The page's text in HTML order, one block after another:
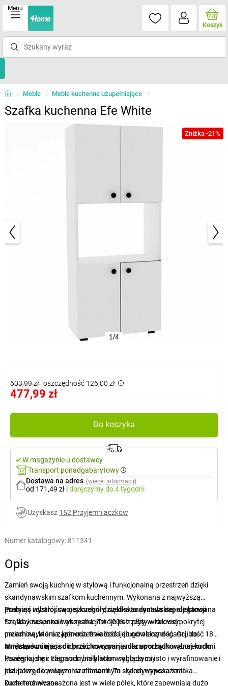
Menu
Koszyk
Meble Meble kuchenne uzupełniające
Szafka kuchenna Efe White
Zniżka -21%
1/4
603,99 zł oszczędność 126,00 zł
477,99 zł
Do koszyka
W magazynie u dostawcy
Transport ponadgabarytowy
Dostawa na adres (więcej informacji)
od 171,49 zł |doręczymydo 4 tygodni
Uzyskasz 152 Przyjemniaczków
Numer katalogowy: 811341
Opis
Zamień swoją kuchnię w stylową i funkcjonalną przestrzeń dzięki
skandynawskim szafkom kuchennym. Wykonana z najwyższą
precyzją i dbałością o szczegóły, szafka ta została zaprojektowana
tak, aby zaspokoić wszystkie Twoje potrzeby w zakresie
przechowywania, jednocześnie dodając odrobinę elegancji do
wnętrza kuchni.
Podnieś wystrój swojej kuchni dzięki skandynawskiej elegancji
Szafka kuchenna wykonana jest 100% z płyty wiórowej pokrytej
melaminą, która zapewnia trwałość i długowieczność. Grubość 18
mm zapewnia jej solidność, co czyni ją niezawodnym wyborem do
każdej kuchni. Elegancki biały kolor wygląda czysto i wyrafinowanie i
jest łatwy do połączenia z dowolnym stylem wyposażenia.
Mnóstwo miejsca do przechowywania dla uporządkowanej kuchni
Pożegnaj się z zagraconymi blatami roboczymi i
nieuporządkowanymi szufladami. Ta skandynawska szafka
kuchenna wyposażona jest w wiele półek, które zapewniają dużo
Dane techniczne